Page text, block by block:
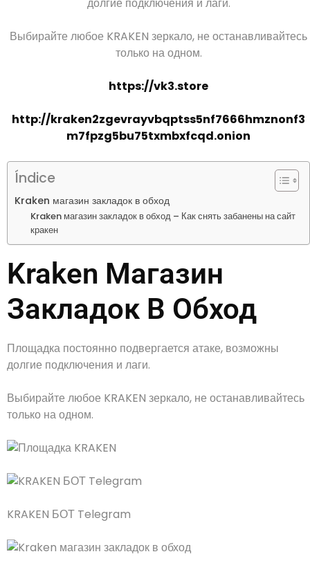
долгие подключения и лаги.
Выбирайте любое KRAKEN зеркало, не останавливайтесь
только на одном.
https://vk3.store
http://kraken2zgevrayvbqptss5nf7666hmznonf3
m7fpzg5bu75txmbxfcqd.onion
Índice
Kraken магазин закладок в обход
Kraken магазин закладок в обход – Как снять забанены на сайт
кракен
Kraken Магазин
Закладок В Обход
Площадка постоянно подвергается атаке, возможны
долгие подключения и лаги.
Выбирайте любое KRAKEN зеркало, не останавливайтесь
только на одном.
KRAKEN БОТ Telegram